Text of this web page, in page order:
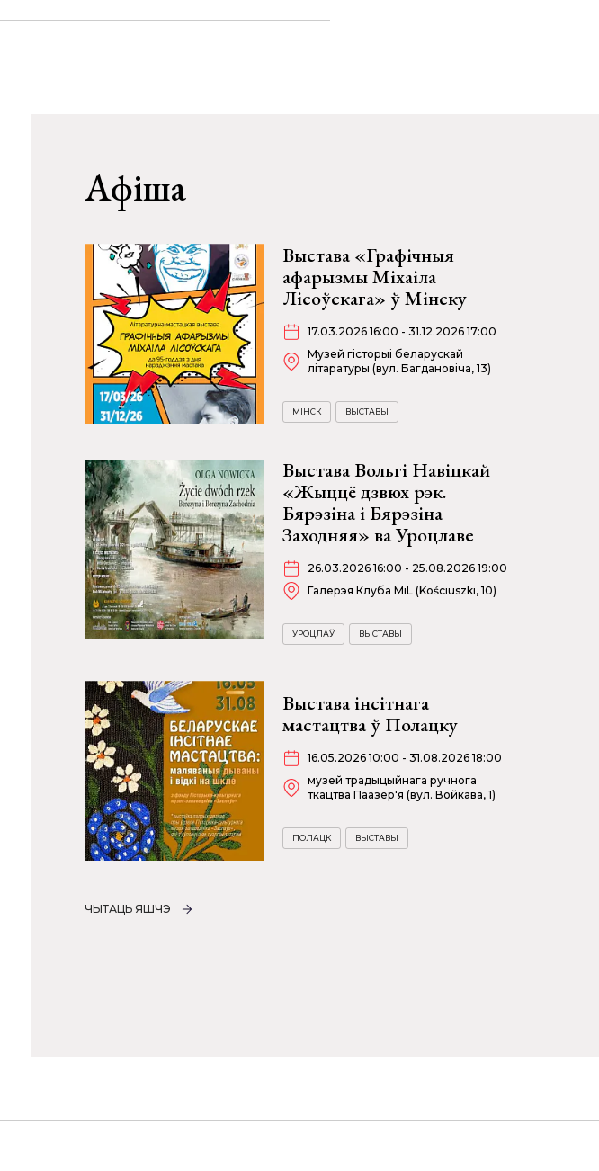
Афіша
Выстава «Графічныя
афарызмы Міхаіла
Лісоўскага» ў Мінску
17.03.2026 16:00 - 31.12.2026 17:00
Музей гісторыі беларускай
літаратуры (вул. Багдановіча, 13)
МІНСК ВЫСТАВЫ
Выстава Вольгі Навіцкай
«Жыццё дзвюх рэк.
Бярэзіна і Бярэзіна
Заходняя» ва Уроцлаве
26.03.2026 16:00 - 25.08.2026 19:00
Галерэя Клуба MiL (Kościuszki, 10)
УРОЦЛАЎ ВЫСТАВЫ
Выстава інсітнага
мастацтва ў Полацку
16.05.2026 10:00 - 31.08.2026 18:00
музей традыцыйнага ручнога
ткацтва Паазер'я (вул. Войкава, 1)
ПОЛАЦК ВЫСТАВЫ
ЧЫТАЦЬ ЯШЧЭ